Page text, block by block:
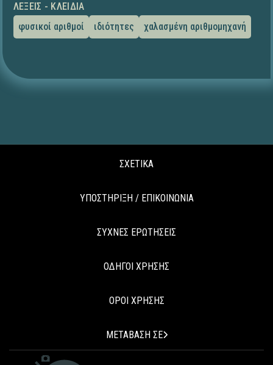
ΛΈΞΕΙΣ - ΚΛΕΙΔΙΆ
φυσικοί αριθμοί
ιδιότητες χαλασμένη αριθμομηχανή
ΣΧΕΤΙΚΑ
ΥΠΟΣΤΗΡΙΞΗ / ΕΠΙΚΟΙΝΩΝΙΑ
ΣΥΧΝΕΣ ΕΡΩΤΗΣΕΙΣ
ΟΔΗΓΟΙ ΧΡΗΣΗΣ
ΟΡΟΙ ΧΡΗΣΗΣ
ΜΕΤΑΒΑΣΗ ΣΕ